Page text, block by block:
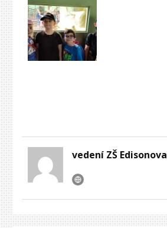
vedení ZŠ Edisonova